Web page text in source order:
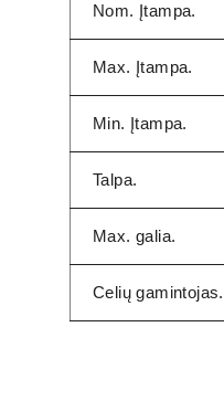
Nom. Įtampa.
Max. Įtampa.
Min. Įtampa.
Talpa.
Max. galia.
Celių gamintojas.